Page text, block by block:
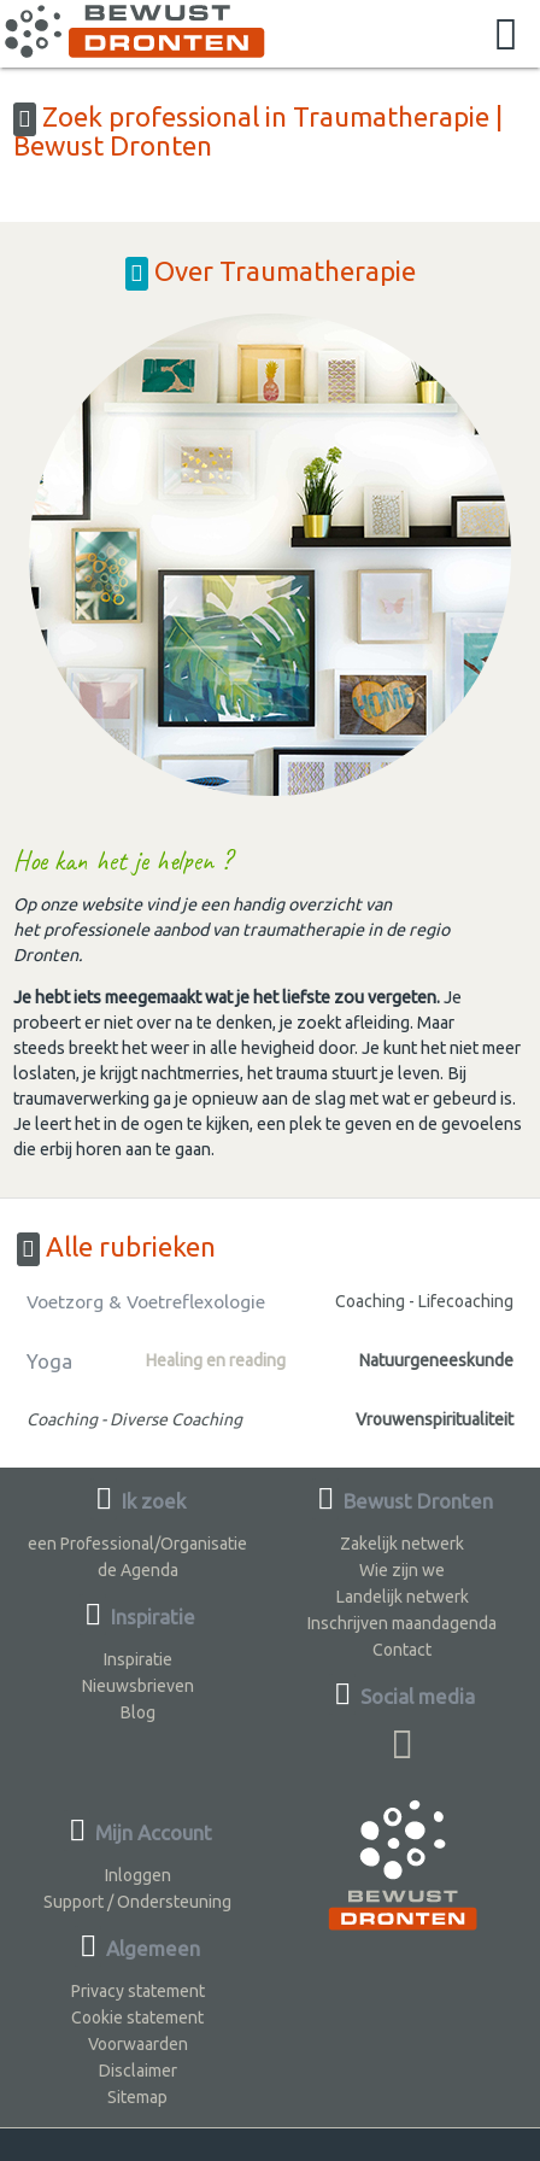
Zoek professional in Traumatherapie |
Bewust Dronten
Over Traumatherapie
Hoe kan het je helpen ?
Op onze website vind je een handig overzicht van
het professionele aanbod van traumatherapie in de regio
Dronten.
Je hebt iets meegemaakt wat je het liefste zou vergeten.Je
probeert er niet over na te denken, je zoekt afleiding. Maar
steeds breekt het weer in alle hevigheid door. Je kunt het niet meer
loslaten, je krijgt nachtmerries, het trauma stuurt je leven. Bij
traumaverwerking ga je opnieuw aan de slag met wat er gebeurd is.
Je leert het in de ogen te kijken, een plek te geven en de gevoelens
die erbij horen aan te gaan.
Alle rubrieken
Voetzorg & Voetreflexologie Coaching - Lifecoaching
Yoga Healing en reading Natuurgeneeskunde
Coaching - Diverse Coaching Vrouwenspiritualiteit
Ik zoek
een Professional/Organisatie
de Agenda
Inspiratie
Inspiratie
Nieuwsbrieven
Blog
Bewust Dronten
Zakelijk netwerk
Wie zijn we
Landelijk netwerk
Inschrijven maandagenda
Contact
Social media
Mijn Account
Inloggen
Support / Ondersteuning
Algemeen
Privacy statement
Cookie statement
Voorwaarden
Disclaimer
Sitemap